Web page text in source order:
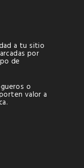
a tu sitio
por
de
o
valor a